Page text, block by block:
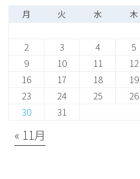
月 火 水 木
2
3 4 5
9
10 11 12
16
17 18 19
23
24 25 26
30
31
« 11月